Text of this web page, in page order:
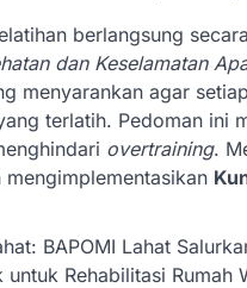
berlangsung
dan Keselamatan
menyarankan agar
terlatih. Pedoman ini
overtraining.
BAPOMI Lahat
Rehabilitasi Rumah